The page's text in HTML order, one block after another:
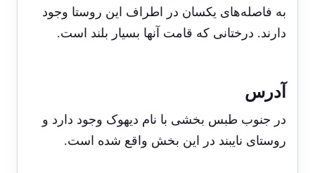
به فاصله‌های یکسان در اطراف این روستا وجود
دارند. درختانی که قامت آنها بسیار بلند است.
آدرس
در جنوب طبس بخشی با نام دیهوک وجود دارد و
روستای نایبند در این بخش واقع شده است.